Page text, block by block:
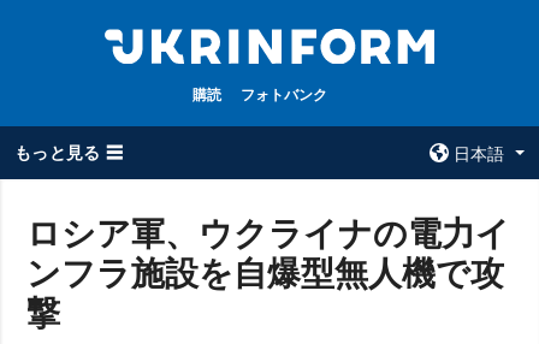
購読 フォトバンク
もっと見る ☰
日本語
全てのトピック
ウクルインフォ
ルム
ロシア軍、ウクライナの電力イ
ンフラ施設を自爆型無人機で攻
撃